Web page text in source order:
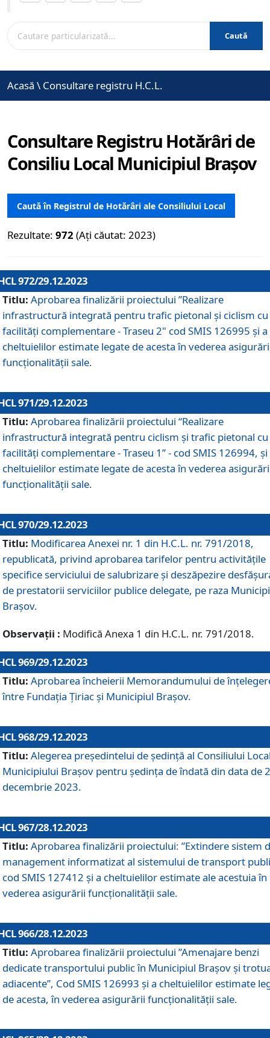
Caută
Acasă \ Consultare registru H.C.L.
Consultare Registru Hotărâri de
Consiliu Local Municipiul Brașov
Caută în Registrul de Hotărâri ale Consiliului Local
Rezultate: 972 (Ați căutat: 2023)
972/29.12.2023
Titlu: Aprobarea finalizării proiectului ”Realizare
infrastructură integrată pentru trafic pietonal și ciclism cu
facilități complementare - Traseu 2" cod SMIS 126995 și a
cheltuielilor estimate legate de acesta în vederea
funcționalității sale.
971/29.12.2023
Titlu: Aprobarea finalizării proiectului “Realizare
infrastructură integrată pentru ciclism şi trafic pietonal cu
facilităţi complementare - Traseu 1” - cod SMIS 126994, și
cheltuielilor estimate legate de acesta în vederea
funcționalității sale.
970/29.12.2023
Titlu: Modificarea Anexei nr. 1 din H.C.L. nr. 791/2018,
republicată, privind aprobarea tarifelor pentru activitățile
specifice serviciului de salubrizare și deszăpezire
de prestatorii serviciilor publice delegate, pe raza
Brașov.
Observații : Modifică Anexa 1 din H.C.L. nr. 791/2018.
969/29.12.2023
Titlu: Aprobarea încheierii Memorandumului de
între Fundația Țiriac și Municipiul Brașov.
968/29.12.2023
Titlu: Alegerea preşedintelui de şedinţă al Consiliului
Municipiului Braşov pentru ședința de îndată din data de
decembrie 2023.
967/28.12.2023
Titlu: Aprobarea finalizării proiectului: ”Extindere sistem
management informatizat al sistemului de transport
cod SMIS 127412 și a cheltuielilor estimate ale acestuia în
vederea asigurării funcționalității sale.
966/28.12.2023
Titlu: Aprobarea finalizării proiectului ”Amenajare benzi
dedicate transportului public în Municipiul Brașov şi
adiacente”, Cod SMIS 126993 și a cheltuielilor estimate
de acesta, în vederea asigurării funcționalității sale.